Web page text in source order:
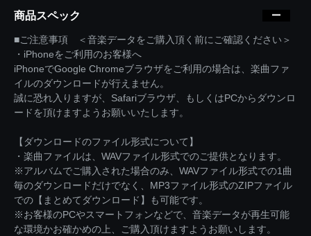
商品スペック
■ご注意事項 ＜音楽データをご購入頂く前にご確認ください＞
・iPhoneをご利用のお客様へ
iPhoneでGoogle Chromeブラウザをご利用の場合は、楽曲ファ
イルのダウンロードが行えません。
誠に恐れ入りますが、Safariブラウザ、もしくはPCからダウンロ
ードを頂けますようお願いいたします。
【ダウンロードのファイル形式について】
・楽曲ファイルは、WAVファイル形式でのご提供となります。
※アルバムでご購入された場合のみ、WAVファイル形式での1曲
毎のダウンロードだけでなく、MP3ファイル形式のZIPファイル
での【まとめてダウンロード】も可能です。
※お客様のPCやスマートフォンなどで、音楽データが再生可能
な環境かお確かめの上、ご購入頂けますようお願いします。